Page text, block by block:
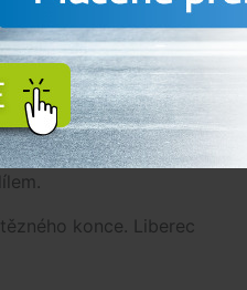
úvodních sadách.
i tři setboly soupeře.
v dramatické
o každý míč. Dukla
konce. Liberec